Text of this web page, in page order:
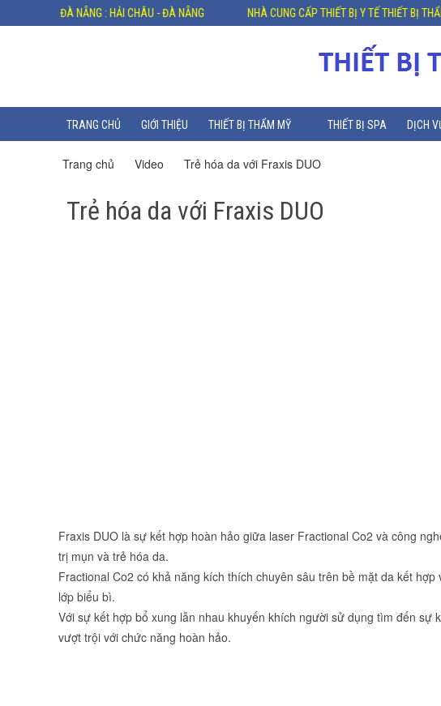
VP ĐÀ NẴNG : HẢI CHÂU - ĐÀ NẴNG NHÀ CUNG CẤP THIẾT BỊ Y TẾ THIẾT BỊ THẨM
TRANG CHỦ GIỚI THIỆU THIẾT BỊ THẨM MỸ THIẾT BỊ SPA DỊCH
Trang chủ Video Trẻ hóa da với Fraxis DUO
Trẻ hóa da với Fraxis DUO
Fraxis DUO là sự kết hợp hoàn hảo giữa laser Fractional Co2 và công
trị mụn và trẻ hóa da.
Fractional Co2 có khả năng kích thích chuyên sâu trên bề mặt da kết
lớp biểu bì.
Với sự kết hợp bổ xung lẫn nhau khuyến khích người sử dụng tìm đến
vượt trội với chức năng hoàn hảo.